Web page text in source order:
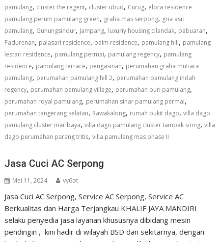
pamulang, cluster the regent, cluster ubud, Curug, elora residence
pamulang.perum pamulang green, graha mas serpong, gria asri
pamulang, Gunungsindur, Jampang, luxuriy housing cilandak, pabuaran,
Padurenan, palasari residence, palm residence, pamulang hill, pamulang
lestari residence, pamulang permai, pamulang regency, pamulang
residence, pamulang terrace, pengasinan, perumahan graha mutiara
pamulang, perumahan pamulang hill 2, perumahan pamulang indah
regency, perumahan pamulang village, perumahan puri pamulang,
perumahan royal pamulang, perumahan sinar pamulang permai,
perumahan tangerang selatan, Rawakalong, rumah bukit dago,villa dago
pamulang cluster maribaya,villa dago pamulang cluster tampak siring,villa
dago perumahan parang tritis,villa pamulang mas phase II
Jasa Cuci AC Serpong
Mei 11, 2024 vy6ot
Jasa Cuci AC Serpong, Service AC Serpong, Service AC
Berkualitas dan Harga Terjangkau KHALIF JAYA MANDIRI
selaku penyedia jasa layanan khususnya dibidang mesin
pendingin , kini hadir di wilayah BSD dan sekitarnya, dengan